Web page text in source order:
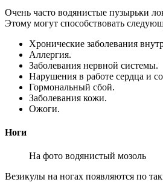
Очень часто водянистые пузырьки
Этому могут способствовать
Хронические заболевания
Аллергия.
Заболевания нервной системы.
Нарушения в работе сердца и
Гормональный сбой.
Заболевания кожи.
Ожоги.
Ноги
На фото водянистый мозоль
Везикулы на ногах появляются по